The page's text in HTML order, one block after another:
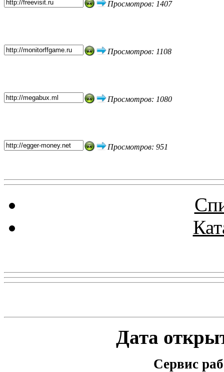
Просмотров: 1407
Просмотров: 1108
Просмотров: 1080
Просмотров: 951
Дата
Сервис